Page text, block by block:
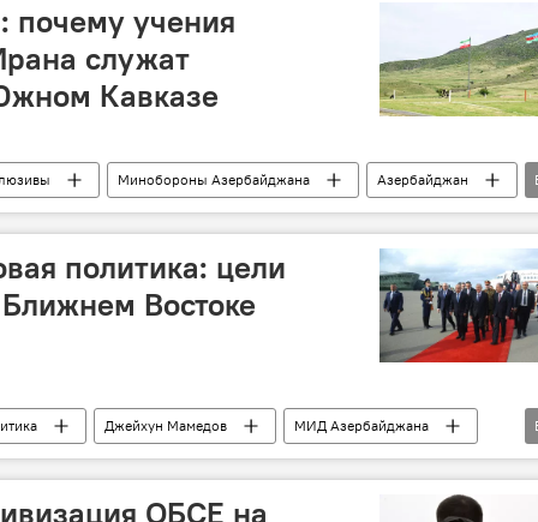
почему учения
служат
Кавказе
Минобороны Азербайджана
Азербайджан
сотрудничество
региональная безопасность
политика: цели
Востоке
Джейхун Мамедов
МИД Азербайджана
Джейхун Байрамов Визит Ближний Восток
ОБСЕ на